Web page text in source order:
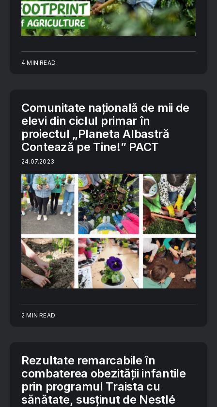
4 MIN READ
Comunitate națională de mii de
elevi din ciclul primar în
proiectul „Planeta Albastră
Contează pe Tine!” PACT
24.07.2023
2 MIN READ
Rezultate remarcabile în
combaterea obezității infantile
prin programul Traista cu
sănătate, susținut de Nestlé